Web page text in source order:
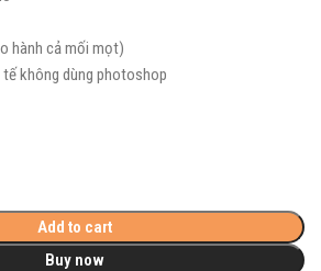
hành cả mối mọt)
không dùng photoshop
Add to cart
Buy now